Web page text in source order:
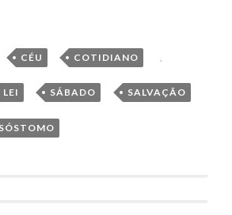
, CÉU , COTIDIANO ,
LEI , SÁBADO , SALVAÇÃO